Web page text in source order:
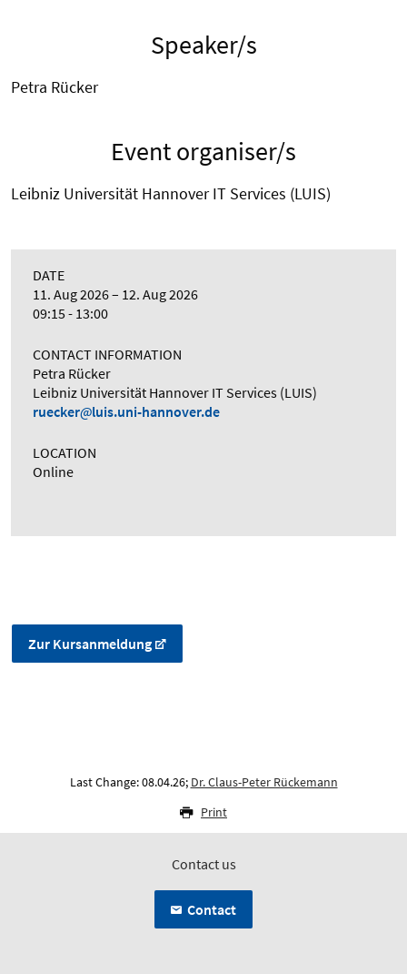
Speaker/s
Petra Rücker
Event organiser/s
Leibniz Universität Hannover IT Services (LUIS)
DATE
11. Aug 2026
12. Aug 2026
09:15 - 13:00
CONTACT INFORMATION
Petra Rücker
Leibniz Universität Hannover IT Services (LUIS)
ruecker
luis.uni-hannover.de
LOCATION
Online
Zur Kursanmeldung
Last Change: 08.04.26; Dr. Claus-Peter Rückemann
Print
Contact us
Contact